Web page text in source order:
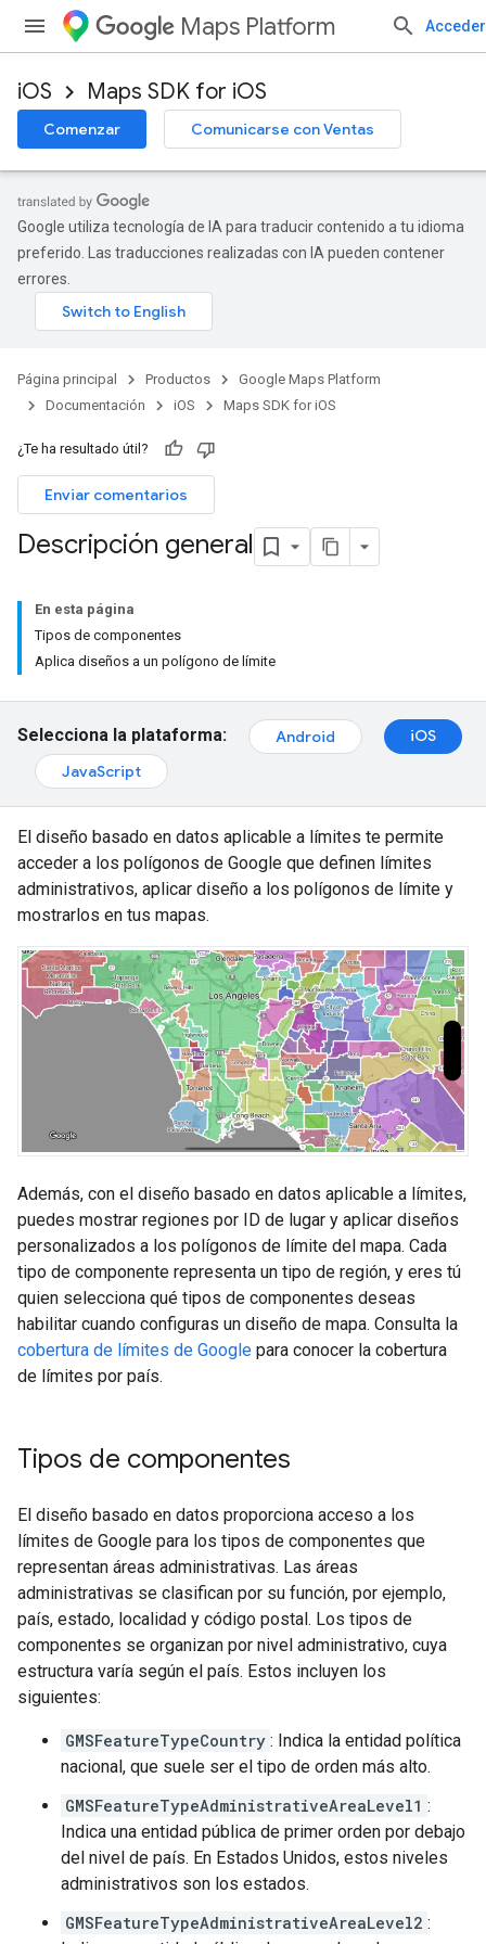
Maps Platform Acceder
iOS Maps SDK for iOS
Comenzar Comunicarse con Ventas
Google utiliza tecnología de IA para traducir contenido a tu idioma
preferido. Las traducciones realizadas con IA pueden contener
errores.
Página principal Productos
Google Maps Platform
Documentación
iOS Maps SDK for iOS
¿Te ha resultado útil?
Enviar comentarios
Descripción general
En esta página
Tipos de componentes
Aplica diseños a un polígono de límite
Selecciona la plataforma: Android
iOS
JavaScript
El diseño basado en datos aplicable a límites te permite
acceder a los polígonos de Google que definen límites
administrativos, aplicar diseño a los polígonos de límite y
mostrarlos en tus mapas.
Además, con el diseño basado en datos aplicable a límites,
puedes mostrar regiones por ID de lugar y aplicar diseños
personalizados a los polígonos de límite del mapa. Cada
tipo de componente representa un tipo de región, y eres tú
quien selecciona qué tipos de componentes deseas
habilitar cuando configuras un diseño de mapa. Consulta la
cobertura de límites de Google para conocer la cobertura
de límites por país.
Tipos de componentes
El diseño basado en datos proporciona acceso a los
límites de Google para los tipos de componentes que
representan áreas administrativas. Las áreas
administrativas se clasifican por su función, por ejemplo,
país, estado, localidad y código postal. Los tipos de
componentes se organizan por nivel administrativo, cuya
estructura varía según el país. Estos incluyen los
siguientes:
GMSFeatureTypeCountry : Indica la entidad política
nacional, que suele ser el tipo de orden más alto.
GMSFeatureTypeAdministrativeAreaLevel1 :
Indica una entidad pública de primer orden por debajo
del nivel de país. En Estados Unidos, estos niveles
administrativos son los estados.
GMSFeatureTypeAdministrativeAreaLevel2 :